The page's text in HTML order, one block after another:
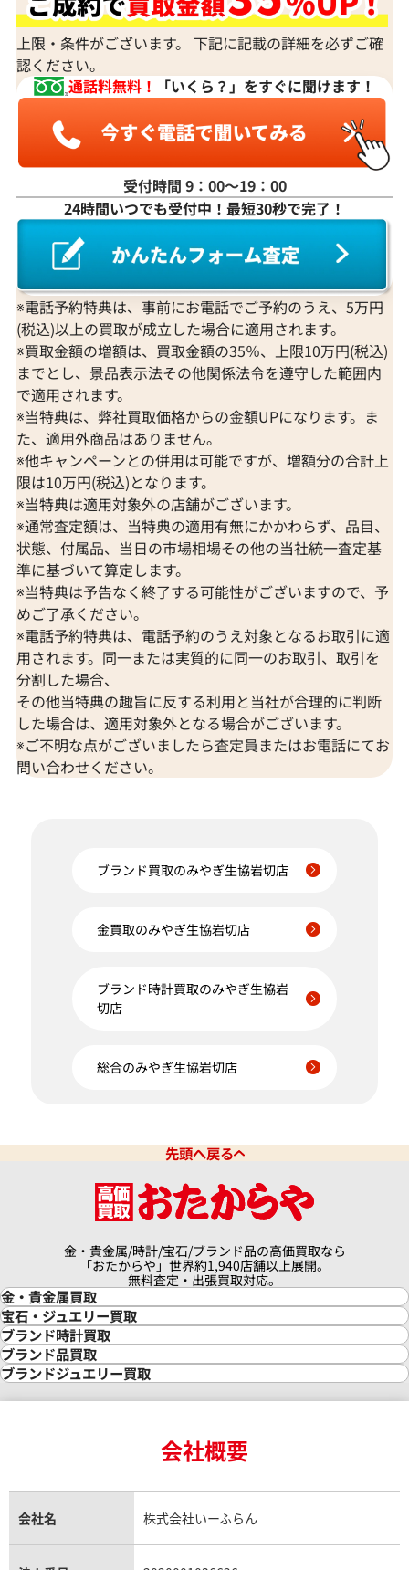
上限・条件がございます。 下記に記載の詳細を必ずご確
認ください。
通話料無料！
「いくら？」をすぐに聞けます！
受付時間 9：00〜19：00
24時間いつでも受付中！最短30秒で完了！
※電話予約特典は、事前にお電話でご予約のうえ、5万円
(税込)以上の買取が成立した場合に適用されます。
※買取金額の増額は、買取金額の35％、上限10万円(税込)
までとし、景品表示法その他関係法令を遵守した範囲内
で適用されます。
※当特典は、弊社買取価格からの金額UPになります。ま
た、適用外商品はありません。
※他キャンペーンとの併用は可能ですが、増額分の合計上
限は10万円(税込)となります。
※当特典は適用対象外の店舗がございます。
※通常査定額は、当特典の適用有無にかかわらず、品目、
状態、付属品、当日の市場相場その他の当社統一査定基
準に基づいて算定します。
※当特典は予告なく終了する可能性がございますので、予
めご了承ください。
※電話予約特典は、電話予約のうえ対象となるお取引に適
用されます。同一または実質的に同一のお取引、取引を
分割した場合、
その他当特典の趣旨に反する利用と当社が合理的に判断
した場合は、適用対象外となる場合がございます。
※ご不明な点がございましたら査定員またはお電話にてお
問い合わせください。
ブランド買取のみやぎ生協岩切店
金買取のみやぎ生協岩切店
ブランド時計買取のみやぎ生協岩
切店
総合のみやぎ生協岩切店
先頭へ戻る
金・貴金属/時計/宝石/ブランド品の高価買取なら
「おたからや」世界約1,940店舗以上展開。
無料査定・出張買取対応。
金・貴金属買取
金買取
金の相場価格情報
金の参考買取価格一覧
インゴット買取
インゴットの相場価格情報
24金買取
金貨買取
貴金属買取
銀・シルバー買取
宝石・ジュエリー買取
宝石・ジュエリー買取
ダイヤモンド買取
ダイヤモンド・宝石の参考価格一覧
リング・結婚指輪買取
エメラルド買取
トパーズ買取
タンザナイト買取
ブランド時計買取
時計買取
ロレックス買取
ロレックス デイトナ買取
ロレックス サブマリーナー買取
ロレックス エクスプローラー買取
ロレックス デイトジャスト買取
パテック フィリップノーチラス買取
ブランド品買取
ブランド買取
シャネル マトラッセ買取
ブランドジュエリー買取
ヴァンクリーフ＆アーペル買取
ショーメ買取
会社概要
会社名 株式会社いーふらん